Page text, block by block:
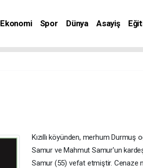
Ekonomi Spor Dünya Asayiş
Kızıllı köyünden, merhum Durmuş
Samur ve Mahmut Samur'un
Samur (55) vefat etmiştir. Cenaze